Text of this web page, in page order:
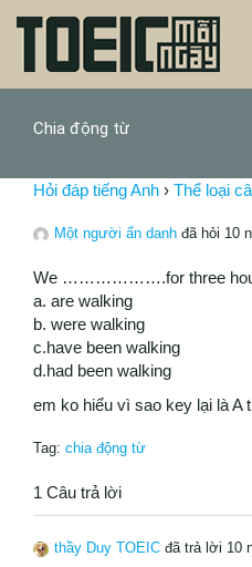
Chia động từ
Hỏi đáp tiếng Anh › Thể loại
Một người ẩn danh đã hỏi 10
We ……………….for three
a. are walking
b. were walking
c.have been walking
d.had been walking
em ko hiểu vì sao key lại là A
Tag: chia động từ
1 Câu trả lời
thầy Duy TOEIC đã trả lời 10